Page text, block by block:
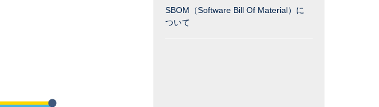
SBOM（Software Bill Of Material）に
ついて